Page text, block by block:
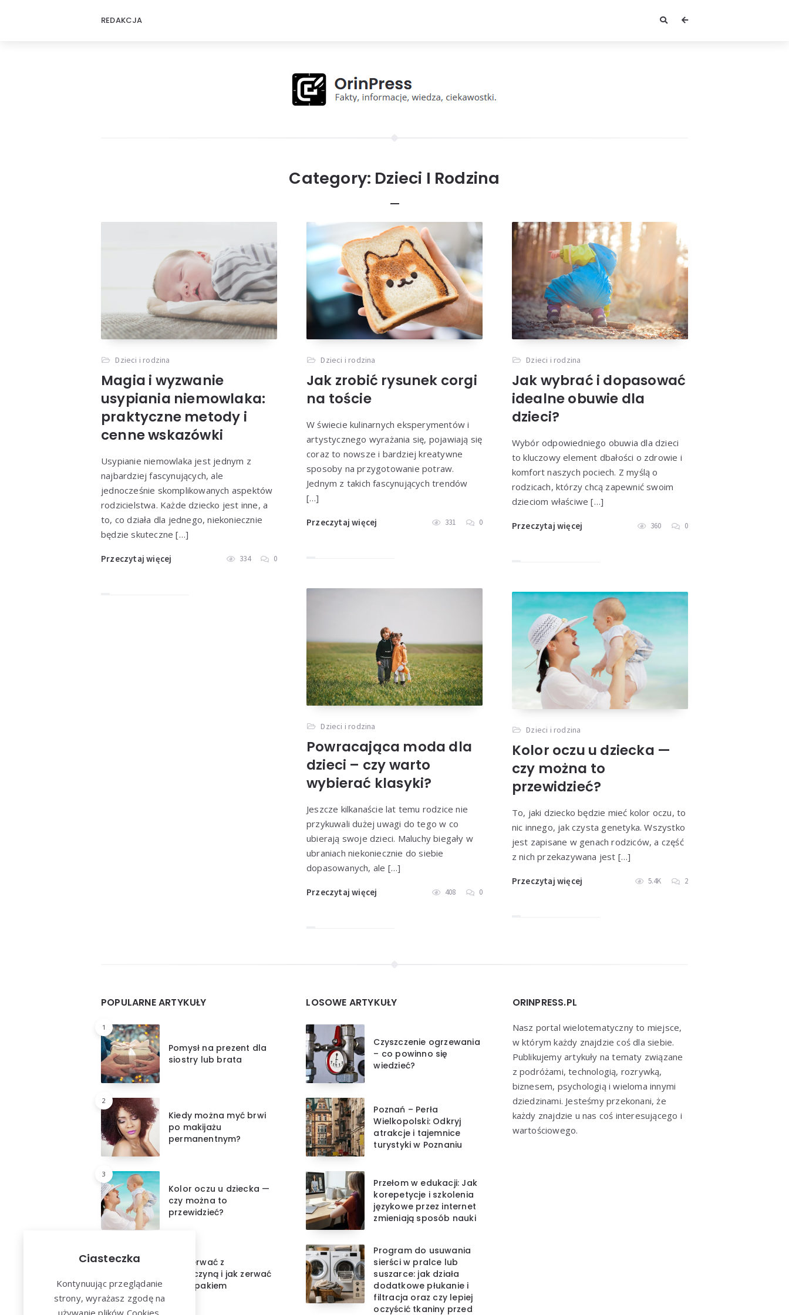
REDAKCJA
Category: Dzieci I Rodzina
Dzieci i rodzina
Magia i wyzwanie
usypiania niemowlaka:
praktyczne metody i
cenne wskazówki
Usypianie niemowlaka jest jednym z
najbardziej fascynujących, ale
jednocześnie skomplikowanych aspektów
rodzicielstwa. Każde dziecko jest inne, a
to, co działa dla jednego, niekoniecznie
będzie skuteczne […]
Przeczytaj więcej 334 0
Dzieci i rodzina
Jak zrobić rysunek corgi
na toście
W świecie kulinarnych eksperymentów i
artystycznego wyrażania się, pojawiają się
coraz to nowsze i bardziej kreatywne
sposoby na przygotowanie potraw.
Jednym z takich fascynujących trendów
[…]
Przeczytaj więcej 331 0
Dzieci i rodzina
Jak wybrać i dopasować
idealne obuwie dla
dzieci?
Wybór odpowiedniego obuwia dla dzieci
to kluczowy element dbałości o zdrowie i
komfort naszych pociech. Z myślą o
rodzicach, którzy chcą zapewnić swoim
dzieciom właściwe […]
Przeczytaj więcej 360 0
Dzieci i rodzina
Powracająca moda dla
dzieci – czy warto
wybierać klasyki?
Jeszcze kilkanaście lat temu rodzice nie
przykuwali dużej uwagi do tego w co
ubierają swoje dzieci. Maluchy biegały w
ubraniach niekoniecznie do siebie
dopasowanych, ale […]
Przeczytaj więcej 408 0
Dzieci i rodzina
Kolor oczu u dziecka —
czy można to
przewidzieć?
To, jaki dziecko będzie mieć kolor oczu, to
nic innego, jak czysta genetyka. Wszystko
jest zapisane w genach rodziców, a część
z nich przekazywana jest […]
Przeczytaj więcej 5.4K 2
POPULARNE ARTYKUŁY
1
Pomysł na prezent dla
siostry lub brata
2
Kiedy można myć brwi
po makijażu
permanentnym?
3
Kolor oczu u dziecka —
czy można to
przewidzieć?
Jak zerwać z
dziewczyną i jak zerwać
z chłopakiem
LOSOWE ARTYKUŁY
Czyszczenie ogrzewania
– co powinno się
wiedzieć?
Poznań – Perła
Wielkopolski: Odkryj
atrakcje i tajemnice
turystyki w Poznaniu
Przełom w edukacji: Jak
korepetycje i szkolenia
językowe przez internet
zmieniają sposób nauki
Program do usuwania
sierści w pralce lub
suszarce: jak działa
dodatkowe płukanie i
filtracja oraz czy lepiej
oczyścić tkaniny przed
ORINPRESS.PL
Nasz portal wielotematyczny to miejsce,
w którym każdy znajdzie coś dla siebie.
Publikujemy artykuły na tematy związane
z podróżami, technologią, rozrywką,
biznesem, psychologią i wieloma innymi
dziedzinami. Jesteśmy przekonani, że
każdy znajdzie u nas coś interesującego i
wartościowego.
Ciasteczka
Kontynuując przeglądanie
strony, wyrażasz zgodę na
używanie plików Cookies.